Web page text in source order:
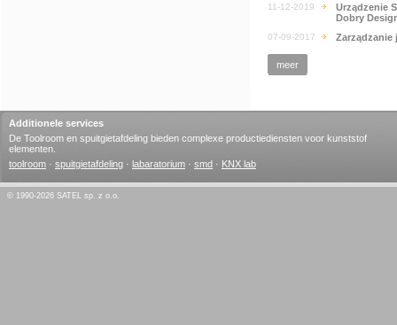
11-12-2019
Urządzenie
Dobry
07-09-2017 Zarządzanie
meer
Additionele services
De Toolroom en spuitgietafdeling bieden complexe productiediensten voor kunststof
elementen.
toolroom · spuitgietafdeling · labaratorium · smd · KNX lab
© 1990-2026 SATEL sp. z o.o.